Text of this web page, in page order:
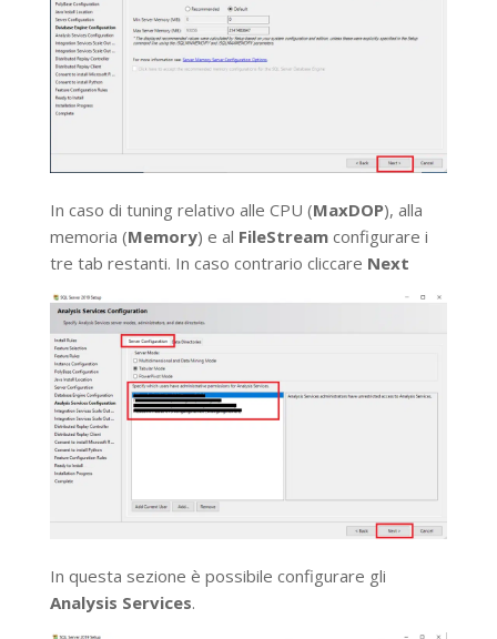
In caso di tuning relativo alle CPU (MaxDOP), alla
memoria (Memory) e al FileStreamconfigurare i
tre tab restanti. In caso contrario cliccare Next
In questa sezione è possibile configurare gli
Analysis Services.